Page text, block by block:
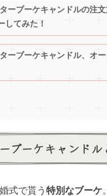
ーブーケキャンドルの注
してみた！
ーブーケキャンドル、オ
ブーケキャンドル
式で貰う 特別なブーケ。